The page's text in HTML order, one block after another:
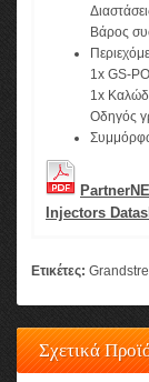
Βάρος
1x GS-
1x
Οδηγός
Injectors
Ετικέτες:
Σχετικά